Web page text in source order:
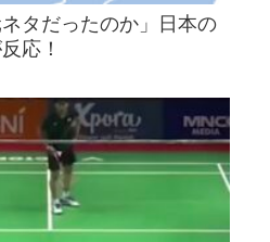
タだったのか」日本の
応！